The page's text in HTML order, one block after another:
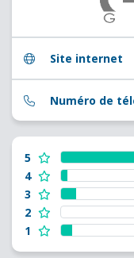
Site internet
Numéro de
5
4
3
2
1